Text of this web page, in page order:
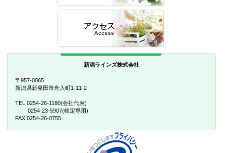
新潟ラインズ株式会社
〒957-0065
新潟県新発田市舟入町1-11-2
TEL 0254-26-1180(会社代表)
0254-23-5907(検定専用)
FAX 0254-26-0755